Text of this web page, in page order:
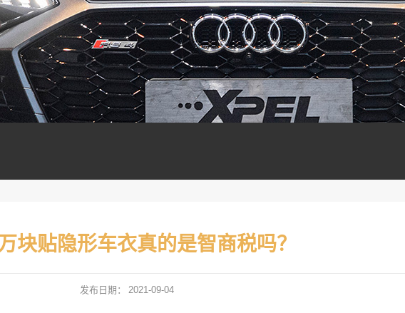
块贴隐形车衣真的是智商税吗？
发布日期： 2021-09-04